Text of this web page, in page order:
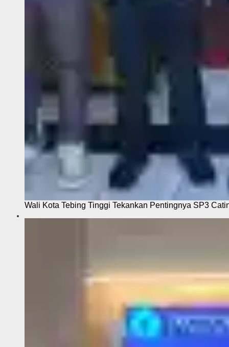
Wali Kota Tebing Tinggi Tekankan Pentingnya SP3